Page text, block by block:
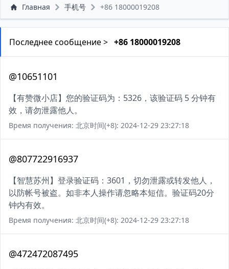
Главная 手机号 +86 18000019208
Последнее сообщение > +86 18000019208
@10651101
【有赞微小店】您的验证码为：5326，该验证码 5 分钟有
效，请勿泄露他人。
Время получения: 北京时间(+8): 2024-12-29 23:27:18
@807722916937
【智慧苏州】登录验证码：3601，切勿泄露或转发他人，
以防帐号被盗。如非本人操作请忽略本短信。验证码20分
钟内有效。
Время получения: 北京时间(+8): 2024-12-29 23:27:18
@472472087495